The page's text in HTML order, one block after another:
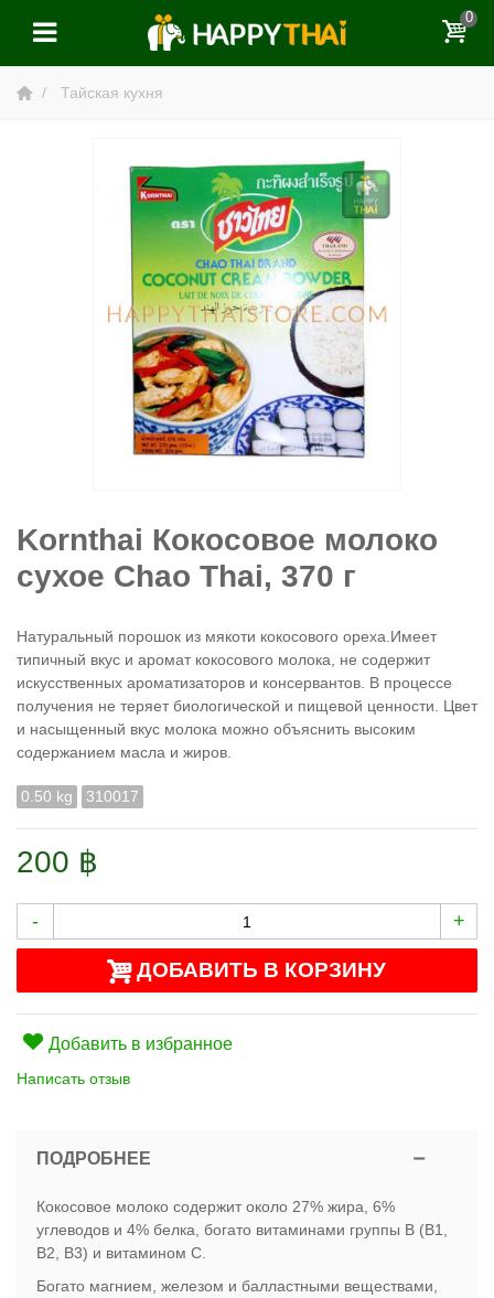
0
Тайская кухня
Kornthai Кокосовое молоко
сухое Chao Thai, 370 г
Натуральный порошок из мякоти кокосового ореха.Имеет
типичный вкус и аромат кокосового молока, не содержит
искусственных ароматизаторов и консервантов. В процессе
получения не теряет биологической и пищевой ценности. Цвет
и насыщенный вкус молока можно объяснить высоким
содержанием масла и жиров.
0.50 kg 310017
200 ฿
- +
ДОБАВИТЬ В КОРЗИНУ
Добавить в избранное
Написать отзыв
ПОДРОБНЕЕ
Кокосовое молоко содержит около 27% жира, 6%
углеводов и 4% белка, богато витаминами группы В (В1,
В2, В3) и витамином С.
Богато магнием, железом и балластными веществами,